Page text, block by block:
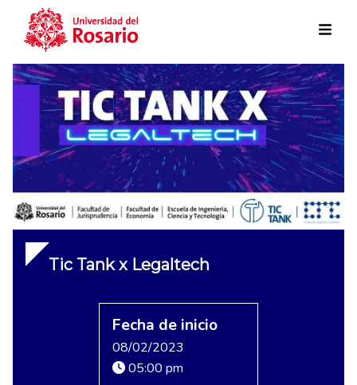
Skip to main content
Tic Tank x Legaltech
Fecha de inicio
08/02/2023
05:00 pm